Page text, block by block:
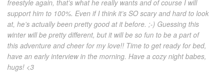
freestyle again, that’s what he really wants and of course I will
support him to 100%. Even if I think it’s SO scary and hard to look
at, he’s actually been pretty good at it before. ;-) Guessing this
winter will be pretty different, but it will be so fun to be a part of
this adventure and cheer for my love!! Time to get ready for bed,
have an early interview in the morning. Have a cozy night babes,
hugs! <3